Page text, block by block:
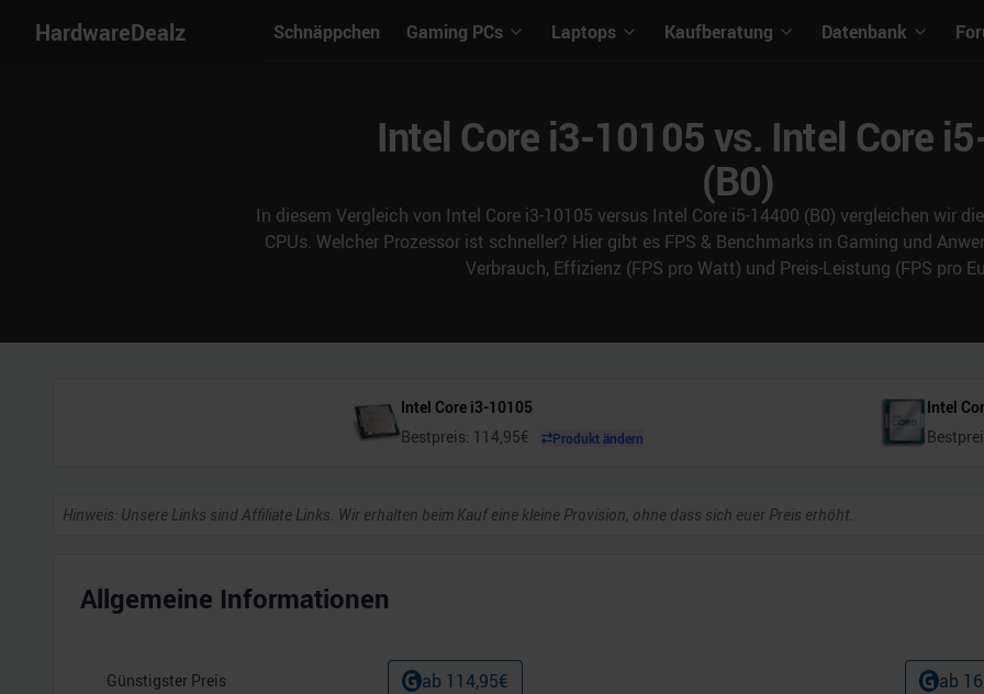
HardwareDealz Schnäppchen Gaming PCs Laptops Kaufberatung Datenbank
Intel Core i3-10105 vs. Intel Core
(B0)
In diesem Vergleich von Intel Core i3-10105 versus Intel Core i5-14400 (B0) vergleichen wir
CPUs. Welcher Prozessor ist schneller? Hier gibt es FPS & Benchmarks in Gaming und
Verbrauch, Effizienz (FPS pro Watt) und Preis-Leistung (FPS pro
Intel Core i3-10105
Bestpreis: 114,95€ Produkt ändern
Intel
Hinweis: Unsere Links sind Affiliate Links. Wir erhalten beim Kauf eine kleine Provision, ohne dass sich euer Preis erhöht.
Allgemeine Informationen
Günstigster Preis ab 114,95€ ab